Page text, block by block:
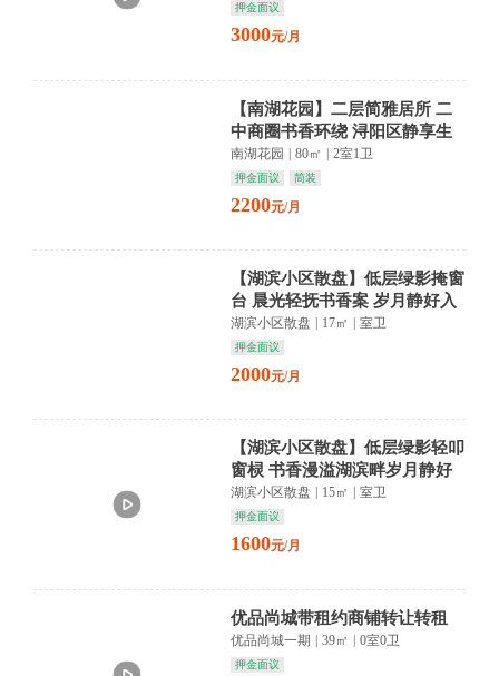
押金面议
3000元/月
【南湖花园】二层简雅居所 二
中商圈书香环绕 浔阳区静享生
活
南湖花园 | 80㎡ | 2室1卫
押金面议 简装
2200元/月
【湖滨小区散盘】低层绿影掩窗
台 晨光轻抚书香案 岁月静好入
梦来
湖滨小区散盘 17㎡ 室卫
押金面议
2000元/月
【湖滨小区散盘】低层绿影轻叩
窗棂 书香漫溢湖滨畔岁月静好
入梦来
湖滨小区散盘 15㎡ 室卫
押金面议
1600元/月
优品尚城带租约商铺转让转租
优品尚城一期 | 39㎡ | 0室0卫
押金面议